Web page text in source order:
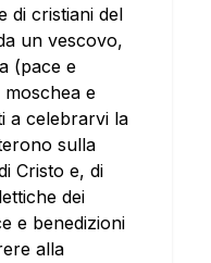
di cristiani del
un vescovo,
(pace e
moschea e
a celebrarvi la
sulla
Cristo e, di
dei
e benedizioni
alla